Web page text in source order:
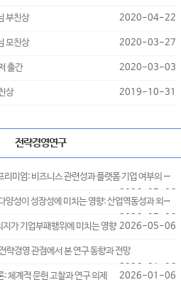
부친상 2020-04-22
모친상 2020-03-27
출간 2020-03-03
상 2019-10-31
전략경영연구
: 비즈니스 관련성과 플랫폼 기업 여부의 조절효과
성에 미치는 영향: 산업역동성과 외부자금조달의 조절 효과
가 기업부패행위에 미치는 영향 2026-05-06
략경영 관점에서 본 연구 동향과 전망
체계적 문헌 고찰과 연구 의제
2026-01-06